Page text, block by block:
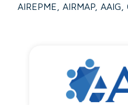
AIREPME, AIRMAP, AAIG,